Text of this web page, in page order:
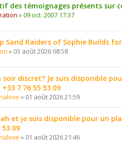
des témoignages présents sur
»09 oct. 2007 17:37
Sand Raiders of Sophie Builds
» 03 août 2026 08:58
soir discret? Je suis disponible
7 76 55 53 09
» 01 août 2026 21:59
et je suis disponible pour un
53 09
» 01 août 2026 21:46